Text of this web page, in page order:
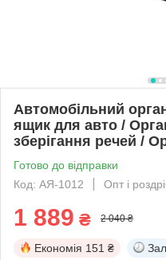
Автомобільний
ящик для авто /
зберігання речей /
Готово до відправки
Код: АЯ-1012
Опт і
1 889 ₴ 2 040 ₴
Економія 151 ₴